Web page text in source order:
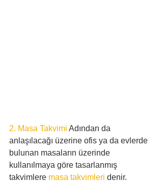
2. Masa Takvimi Adından da
anlaşılacağı üzerine ofis ya da evlerde
bulunan masaların üzerinde
kullanılmaya göre tasarlanmış
takvimlere masa takvimleri denir.